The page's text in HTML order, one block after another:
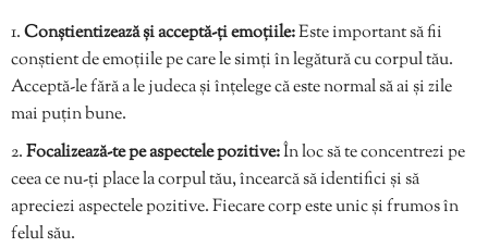
Conștientizează și acceptă-ți emoțiile:Este important să fii
conștient de emoțiile pe care le simți în legătură cu corpul tău.
Acceptă-le fără a le judeca și înțelege că este normal să ai și zile
mai puțin bune.
Focalizează-te pe aspectele pozitive:În loc să te concentrezi pe
ceea ce nu-ți place la corpul tău, încearcă să identifici și să
apreciezi aspectele pozitive. Fiecare corp este unic și frumos în
felul său.